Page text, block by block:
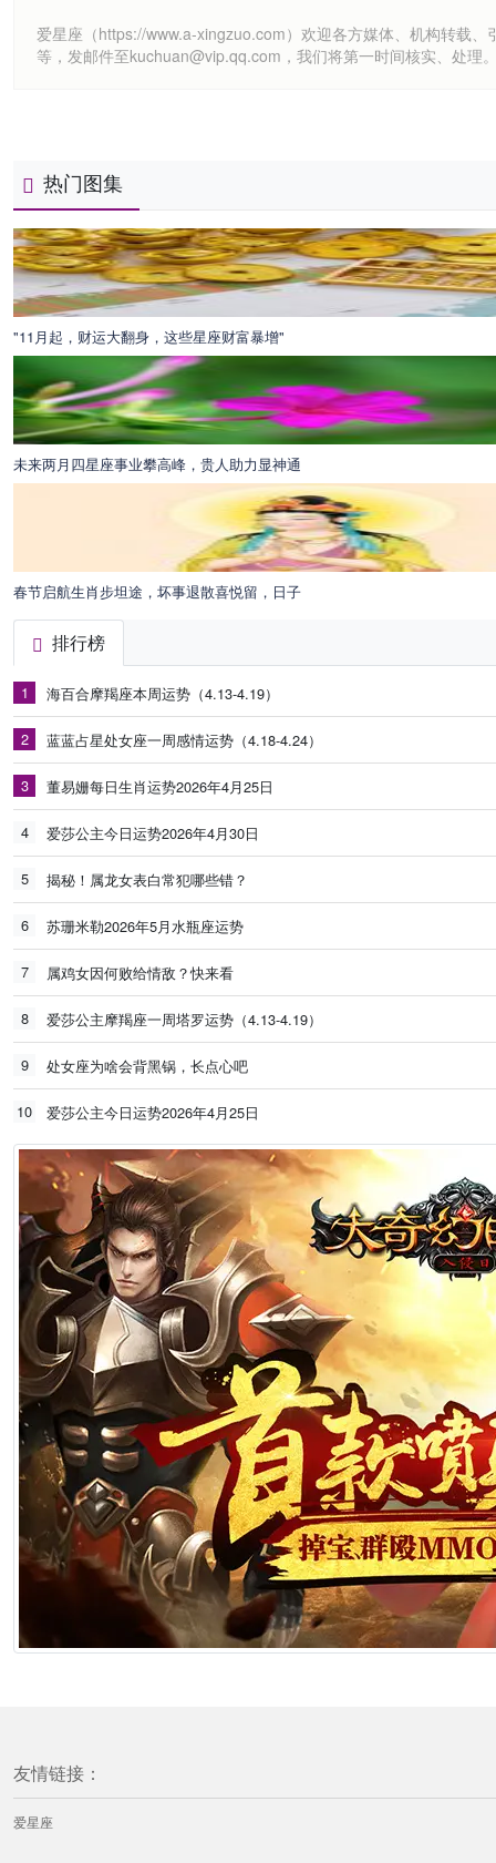
爱星座（https://www.a-xingzuo.com）欢迎各方媒体、机构转载
等，发邮件至kuchuan@vip.qq.com，我们将第一时间核实、处理
热门图集
"11月起，财运大翻身，这些星座财富暴增"
未来两月四星座事业攀高峰，贵人助力显神通
春节启航生肖步坦途，坏事退散喜悦留，日子
排行榜
1 海百合摩羯座本周运势（4.13-4.19）
2 蓝蓝占星处女座一周感情运势（4.18-4.24）
3 董易姗每日生肖运势2026年4月25日
4 爱莎公主今日运势2026年4月30日
5 揭秘！属龙女表白常犯哪些错？
6 苏珊米勒2026年5月水瓶座运势
7 属鸡女因何败给情敌？快来看
8 爱莎公主摩羯座一周塔罗运势（4.13-4.19）
9 处女座为啥会背黑锅，长点心吧
10 爱莎公主今日运势2026年4月25日
友情链接：
爱星座